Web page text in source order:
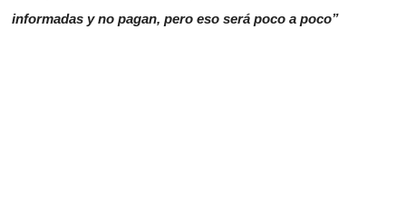
informadas y no pagan, pero eso será poco a poco”